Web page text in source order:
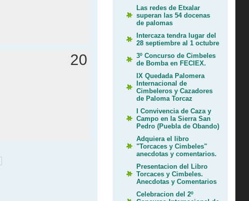
20
Las redes de Etxalar
superan las 54 docenas
de palomas
Intercaza tendra lugar del
28 septiembre al 1 octubre
3º Concurso de Cimbeles
de Bomba en FECIEX.
IX Quedada Palomera
Internacional de
Cimbeleros y Cazadores
de Paloma Torcaz
I Convivencia de Caza y
Campo en la Sierra San
Pedro (Puebla de Obando)
Adquiera el libro
"Torcaces y Cimbeles"
anecdotas y comentarios.
Presentacion del Libro
Torcaces y Cimbeles.
Anecdotas y Comentarios
Celebracion del 2º